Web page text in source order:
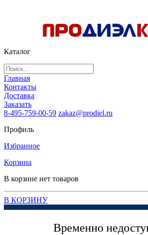
Каталог
Главная
Контакты
Доставка
Заказать
8-495-759-00-59 zakaz@prodiel.ru
Профиль
Избранное
Корзина
В корзине нет товаров
В КОРЗИНУ
Временно